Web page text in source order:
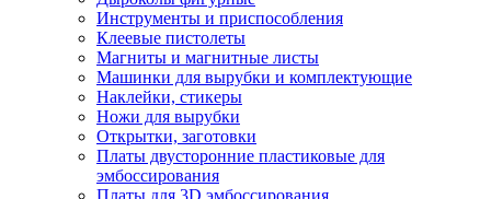
Инструменты и приспособления
Клеевые пистолеты
Магниты и магнитные листы
Машинки для вырубки и комплектующие
Наклейки, стикеры
Ножи для вырубки
Открытки, заготовки
Платы двусторонние пластиковые для
эмбоссирования
Платы для 3D эмбоссирования